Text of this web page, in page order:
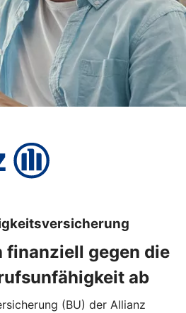
finanziell gegen die
ab
(BU) der Allianz